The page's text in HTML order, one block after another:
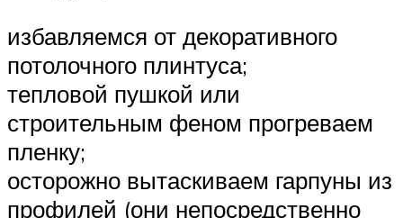
избавляемся от декоративного
потолочного плинтуса;
тепловой пушкой или
строительным феном прогреваем
пленку;
осторожно вытаскиваем гарпуны из
профилей (они непосредственно